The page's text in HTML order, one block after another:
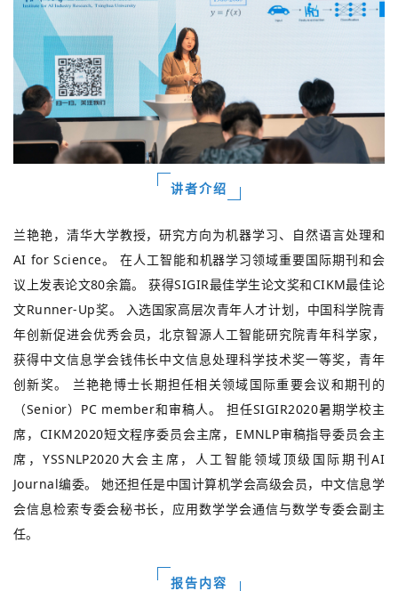
讲者介绍
兰艳艳，清华大学教授，研究方向为机器学习、自然语言处理和
AI for Science。
在人工智能和机器学习领域重要国际期刊和会
议上发表论文80余篇。
获得SIGIR最佳学生论文奖和CIKM最佳论
文Runner-Up奖。
入选国家高层次青年人才计划，中国科学院青
年创新促进会优秀会员，北京智源人工智能研究院青年科学家，
获得中文信息学会钱伟长中文信息处理科学技术奖一等奖，青年
创新奖。
兰艳艳博士长期担任相关领域国际重要会议和期刊的
（Senior）PC member和审稿人。
担任SIGIR2020暑期学校主
席，CIKM2020短文程序委员会主席，EMNLP审稿指导委员会主
席，YSSNLP2020大会主席，人工智能领域顶级国际期刊AI
Journal编委。
她还担任是中国计算机学会高级会员，中文信息学
会信息检索专委会秘书长，应用数学学会通信与数学专委会副主
任。
报告内容